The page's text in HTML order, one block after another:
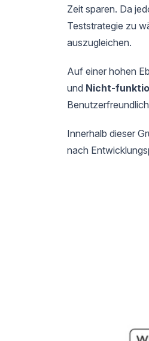
Zeit sparen. Da
Teststrategie zu
auszugleichen.
Auf einer hohen
und Nicht-
Innerhalb dieser
nach